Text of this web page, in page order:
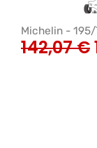
Michelin - 195/
142,07€